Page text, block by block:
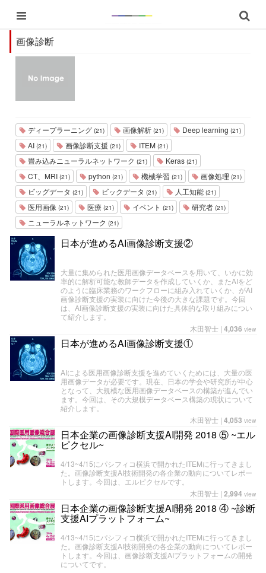
画像診断
ディープラーニング (21) 画像解析 (21) Deep learning (21)
AI (21) 画像診断支援 (21) ITEM (21)
畳み込みニューラルネットワーク (21) Keras (21)
CT、MRI (21) python (21) 機械学習 (21) 画像処理 (21)
ビッグデータ (21) ビックデータ (21) 人工知能 (21)
医用画像 (21) 医療 (21) イベント (21) 研究者 (21)
ニューラルネットワーク (21)
日本が進めるAI画像診断支援②
大量に集められた医用画像データベースを用いて、いかに効
率的に解析可能な教師データを作成していくか、またAIをど
のように臨床業務のワークフローに組み入れていくか、がAI
画像診断支援の実装に向けた今後の大きな課題です。今回
は、AI画像診断支援の実装に向けた具体的な取り組みについ
て紹介します。
木田智士 | 4,036 view
日本が進めるAI画像診断支援①
AIによる医用画像診断支援を進めていくためには、大量の医
用画像データが必要です。現在、日本の学会や研究所が中心
となって、大規模な医用画像データベースの構築が進んでい
ます。今回は、その大規模データベース構築の現状について
紹介します。
木田智士 | 4,053 view
日本企業の画像診断支援AI開発 2018 ⑤ ~エル
ピクセル~
4/13~4/15にパシフィコ横浜で開かれたITEMに行ってきまし
た。画像診断支援AI技術開発の各企業の動向についてレポー
トします。今回は、エルピクセルです。
木田智士 | 2,994 view
日本企業の画像診断支援AI開発 2018 ④ ~診断
支援AIプラットフォーム~
4/13~4/15にパシフィコ横浜で開かれたITEMに行ってきまし
た。画像診断支援AI技術開発の各企業の動向についてレポー
トします。今回は、画像診断支援AIプラットフォームの開発
についてです。